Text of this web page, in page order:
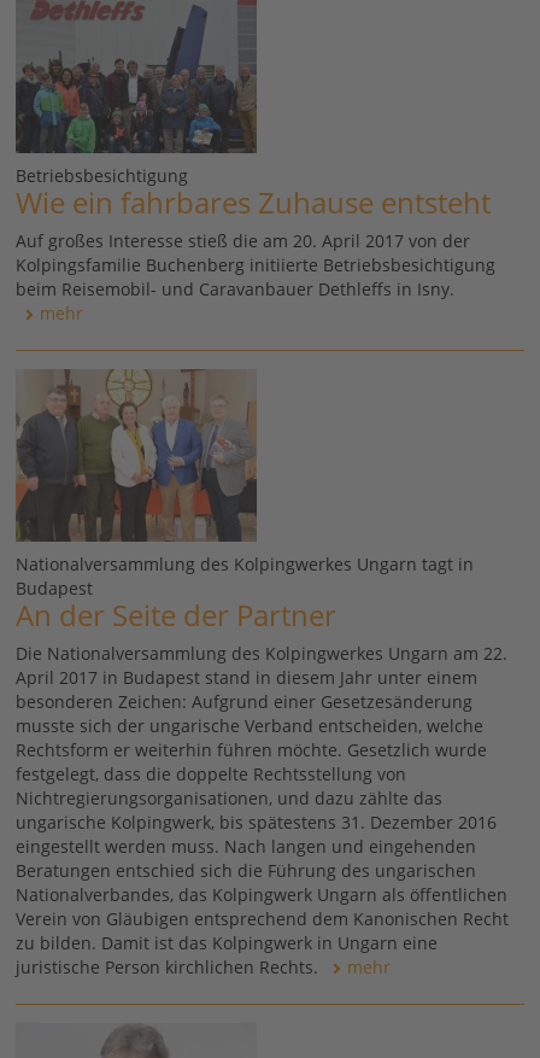
Betriebsbesichtigung
Wie ein fahrbares Zuhause entsteht
Auf großes Interesse stieß die am 20. April 2017 von der
Kolpingsfamilie Buchenberg initiierte Betriebsbesichtigung
beim Reisemobil- und Caravanbauer Dethleffs in Isny.
mehr
Nationalversammlung des Kolpingwerkes Ungarn tagt in
Budapest
An der Seite der Partner
Die Nationalversammlung des Kolpingwerkes Ungarn am 22.
April 2017 in Budapest stand in diesem Jahr unter einem
besonderen Zeichen: Aufgrund einer Gesetzesänderung
musste sich der ungarische Verband entscheiden, welche
Rechtsform er weiterhin führen möchte. Gesetzlich wurde
festgelegt, dass die doppelte Rechtsstellung von
Nichtregierungsorganisationen, und dazu zählte das
ungarische Kolpingwerk, bis spätestens 31. Dezember 2016
eingestellt werden muss. Nach langen und eingehenden
Beratungen entschied sich die Führung des ungarischen
Nationalverbandes, das Kolpingwerk Ungarn als öffentlichen
Verein von Gläubigen entsprechend dem Kanonischen Recht
zu bilden. Damit ist das Kolpingwerk in Ungarn eine
juristische Person kirchlichen Rechts.
mehr